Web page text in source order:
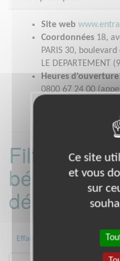
Site web
Coordonnées 18,
PARIS 30,
LE DEPARTEMENT
Heures d'ouverture
0800 67 24 00
Filtrer les
bénévoles
Effacer
Ce site
et vous
sur